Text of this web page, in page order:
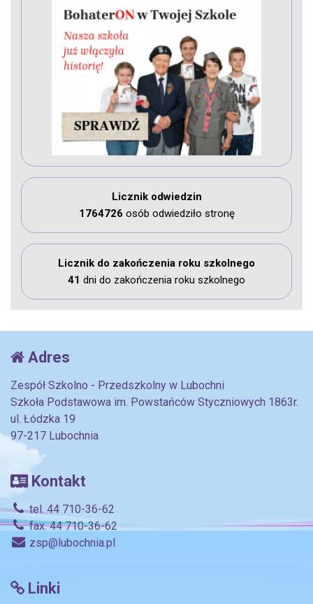
Licznik odwiedzin
1764726 osób odwiedziło stronę
Licznik do zakończenia roku szkolnego
41 dni do zakończenia roku szkolnego
Adres
Zespół Szkolno - Przedszkolny w Lubochni
Szkoła Podstawowa im. Powstańców Styczniowych 1863r.
ul. Łódzka 19
97-217 Lubochnia
Kontakt
tel. 44 710-36-62
fax. 44 710-36-62
zsp@lubochnia.pl
Linki